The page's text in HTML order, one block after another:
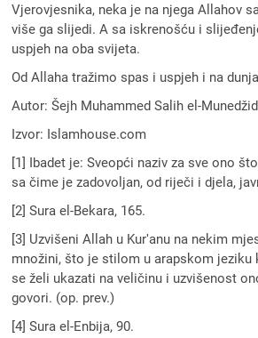
Vjerovjesnika, neka je na njega Allahov
više ga slijedi. A sa iskrenošću i
uspjeh na oba svijeta.
Od Allaha tražimo spas i uspjeh i na
Autor: Šejh Muhammed Salih el-Munedžid
Izvor: Islamhouse.com
[1] Ibadet je: Sveopći naziv za sve ono
sa čime je zadovoljan, od riječi i djela,
[2] Sura el-Bekara, 165.
[3] Uzvišeni Allah u Kurʹanu na nekim
množini, što je stilom u arapskom
se želi ukazati na veličinu i uzvišenost
govori. (op. prev.)
[4] Sura el-Enbija, 90.